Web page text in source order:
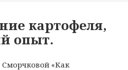
картофеля,
опыт.
«Как